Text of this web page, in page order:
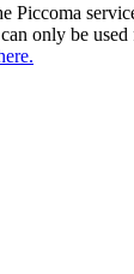
Piccoma
only be used